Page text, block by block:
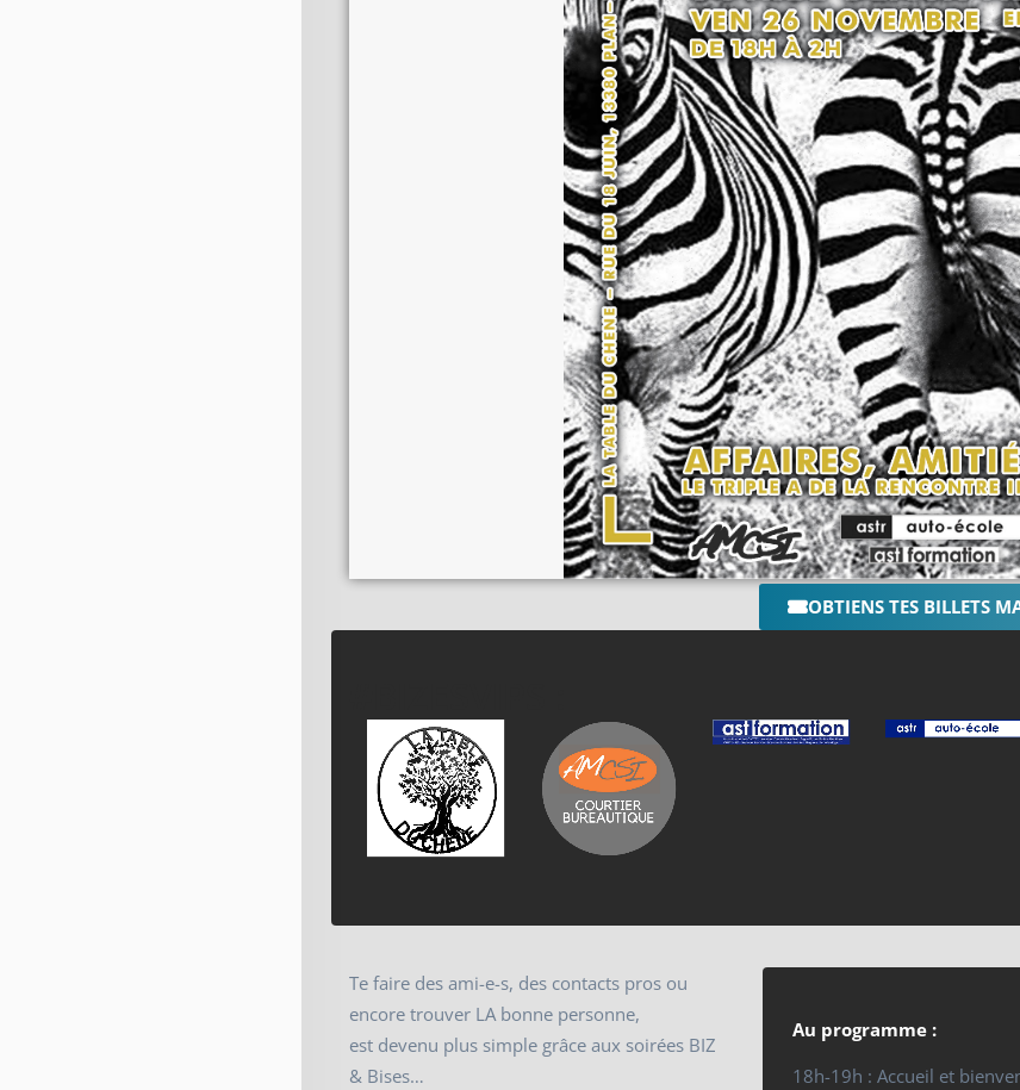
OBTIENS TES BILLETS
Te faire des ami-e-s, des contacts pros ou
encore trouver LA bonne personne,
est devenu plus simple grâce aux soirées BIZ
& Bises…
Au programme :
18h-19h : Accueil et